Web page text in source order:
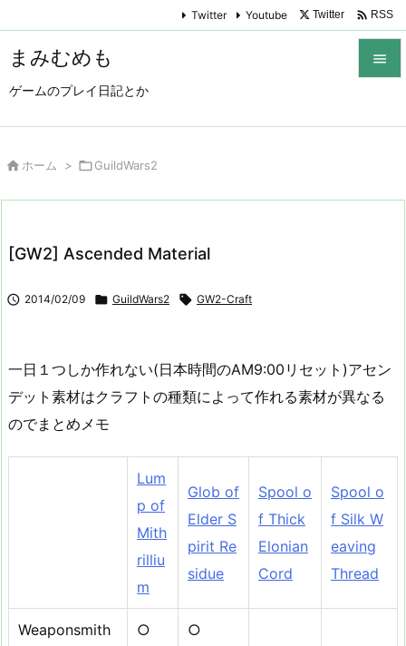
まみむめも
ゲームのプレイ日記とか

Twitter Youtube Twitter  RSS
 ホーム > GuildWars2
[GW2] Ascended Material
 2014/02/09  GuildWars2  GW2-Craft
一日１つしか作れない(日本時間のAM9:00リセット)アセン
デット素材はクラフトの種類によって作れる素材が異なる
のでまとめメモ
Lum
p of
Mith
rilliu
m
Glob of
Elder S
pirit Re
sidue
Spool o
f Thick
Elonian
Cord
Spool o
f Silk W
eaving
Thread
Weaponsmith ○ ○